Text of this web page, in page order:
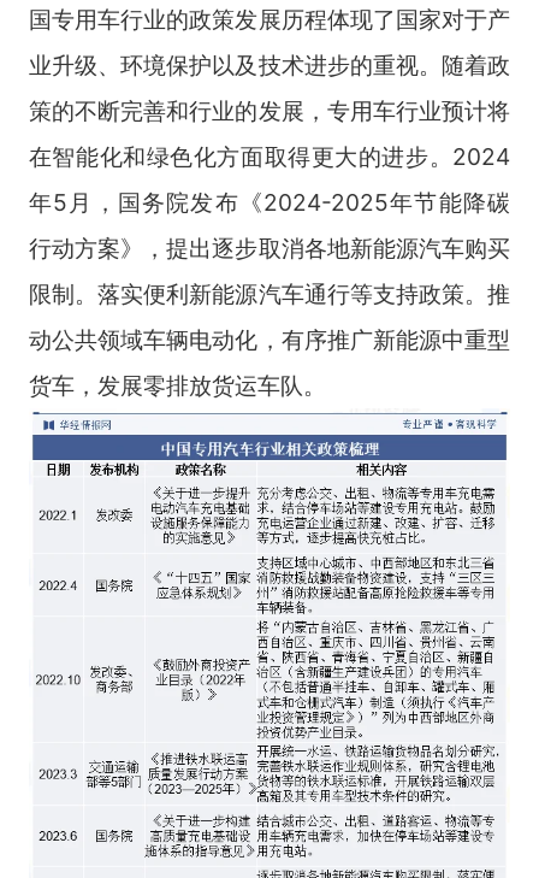
国专用车行业的政策发展历程体现了国家对于产
业升级、环境保护以及技术进步的重视。随着政
策的不断完善和行业的发展，专用车行业预计将
在智能化和绿色化方面取得更大的进步。2024
年5月，国务院发布《2024-2025年节能降碳
行动方案》，提出逐步取消各地新能源汽车购买
限制。落实便利新能源汽车通行等支持政策。推
动公共领域车辆电动化，有序推广新能源中重型
货车，发展零排放货运车队。